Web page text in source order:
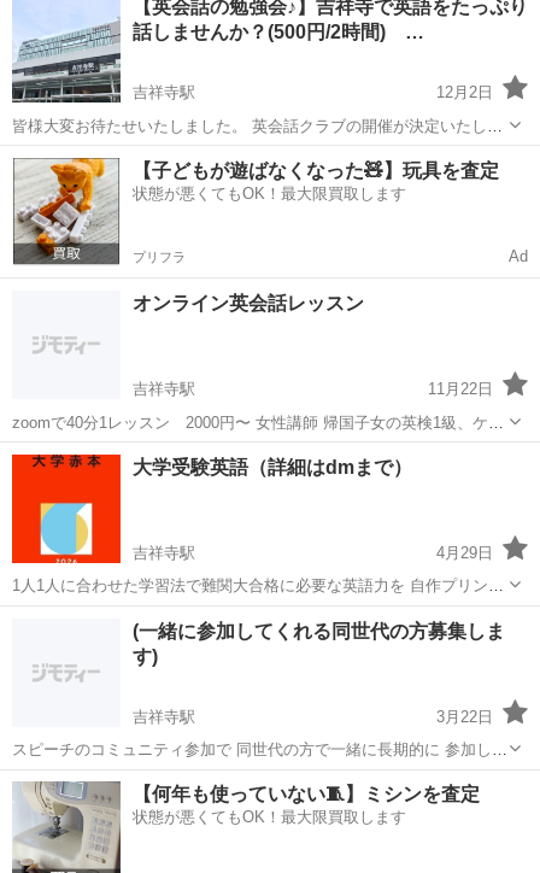
はそんな方にオススメです。 なぜなら...
▽▽▽▽▽▽▽▽▽▽▽▽▽▽▽▽...
【英会話の勉強会♪】吉祥寺で英語をたっぷり
話しませんか？(500円/2時間) …
吉祥寺駅
12月2日
皆様大変お待たせいたしました。 英会話クラブの開催が決定いたしま
した！ 【英会話クラブはこんなところ】 ・グループトークやゲームを
通じて楽しく英語のお勉強 ・初心者から上級者までレベル別に学習可
能 ・様々な...
東京 武蔵野市 吉祥寺駅 英会話 クラブ
【子どもが遊ばなくなった🧸】玩具を査定
状態が悪くてもOK！最大限買取します
プリフラ Ad
オンライン英会話レッスン
吉祥寺駅
11月22日
zoomで40分1レッスン 2000円〜 女性講師 帰国子女の英検1級、ケン
ブリッジ英検C1所持者 日常会話から英検対策までオーダーメイドのレ
ッスンが可能です。お互いの予定を合わせて週末にできればと思いま
東京 三鷹市 吉祥寺駅 英会話 英会話レッスン
大学受験英語（詳細はdmまで）
吉祥寺駅
4月29日
1人1人に合わせた学習法で難関大合格に必要な英語力を 自作プリント
を用いて養います！
吉祥寺駅 英語/基礎英語
(一緒に参加してくれる同世代の方募集しま
す)
吉祥寺駅
3月22日
スピーチのコミュニティ参加で 同世代の方で一緒に長期的に 参加して
くれる人を探しています。 主にスピーチの上達を目標に日々参加して
おり、食事会や合宿などがあります。(強制ではありません) 年齢は20
代です。(男性でも...
東京 千代田区 吉祥寺駅 その他 コミュニティ
【何年も使っていない🧵】ミシンを査定
状態が悪くてもOK！最大限買取します